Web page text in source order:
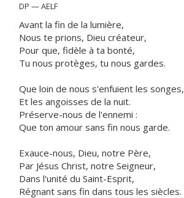
DP — AELF
Avant la fin de la lumière,
Nous te prions, Dieu créateur,
Pour que, fidèle à ta bonté,
Tu nous protèges, tu nous gardes.
Que loin de nous s'enfuient les songes,
Et les angoisses de la nuit.
Préserve-nous de l'ennemi :
Que ton amour sans fin nous garde.
Exauce-nous, Dieu, notre Père,
Par Jésus Christ, notre Seigneur,
Dans l'unité du Saint-Esprit,
Régnant sans fin dans tous les siècles.